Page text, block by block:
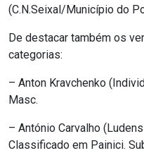
(C.N.Seixal/Município do
De destacar também os
categorias:
– Anton Kravchenko
Masc.
– António Carvalho
Classificado em Painici.